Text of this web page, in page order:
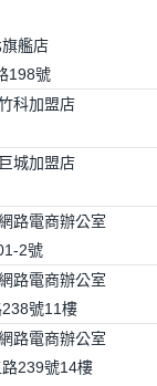
艦店
198號
科加盟店
城加盟店
路電商辦公室
2號
路電商辦公室
號11樓
路電商辦公室
239號14樓